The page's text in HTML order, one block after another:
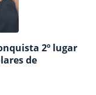
2º lugar
de